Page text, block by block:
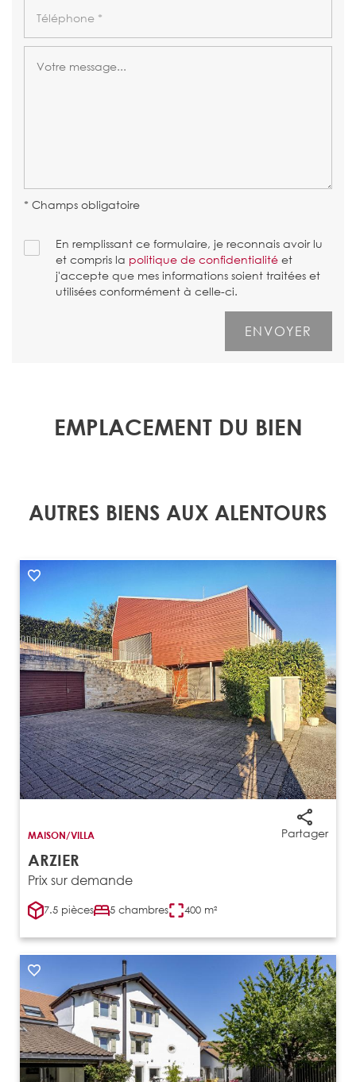
* Champs obligatoire
En remplissant ce formulaire, je reconnais avoir lu
et compris la politique de confidentialité et
j'accepte que mes informations soient traitées et
utilisées conformément à celle-ci.
EMPLACEMENT DU BIEN
AUTRES BIENS AUX ALENTOURS
Partager
MAISON/VILLA
ARZIER
Prix sur demande
7.5 pièces 5 chambres 400 m²